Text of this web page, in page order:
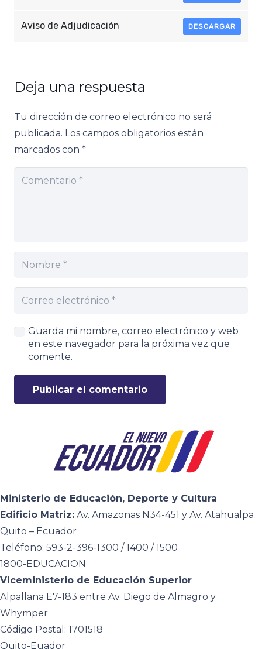
Aviso de Adjudicación DESCARGAR
Deja una respuesta
Tu dirección de correo electrónico no será
publicada. Los campos obligatorios están
marcados con *
Guarda mi nombre, correo electrónico y web
en este navegador para la próxima vez que
comente.
Publicar el comentario
Ministerio de Educación, Deporte y Cultura
Edificio Matriz: Av. Amazonas N34-451 y Av. Atahualpa
Quito – Ecuador
Teléfono: 593-2-396-1300 / 1400 / 1500
1800-EDUCACION
Viceministerio de Educación Superior
Alpallana E7-183 entre Av. Diego de Almagro y
Whymper
Código Postal: 1701518
Quito-Euador